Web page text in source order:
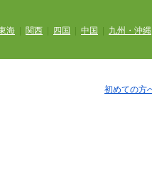
海 関西 四国 中国 九州・沖縄
初めての方